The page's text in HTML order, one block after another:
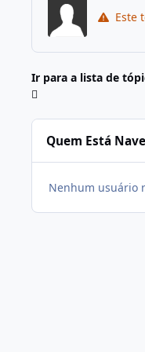
Este
Ir para a lista de
Quem Está
Nenhum usuário